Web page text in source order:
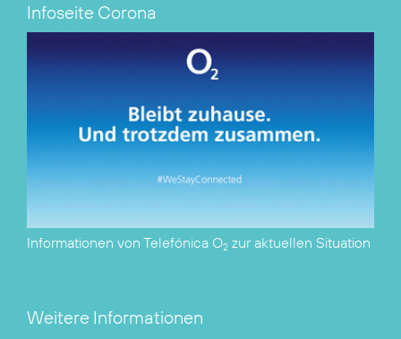
Infoseite Corona
Informationen von Telefónica O2 zur aktuellen Situation
Weitere Informationen